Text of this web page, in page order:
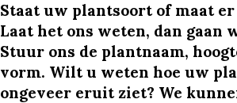
Staat uw plantsoort of maat
Laat het ons weten, dan gaan
Stuur ons de plantnaam,
vorm. Wilt u weten hoe uw
ongeveer eruit ziet? We